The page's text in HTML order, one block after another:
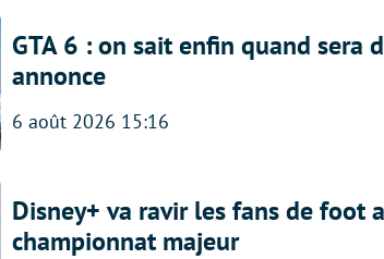
GTA 6 : on sait enfin quand sera
annonce
6 août 2026 15:16
Disney+ va ravir les fans de foot
championnat majeur